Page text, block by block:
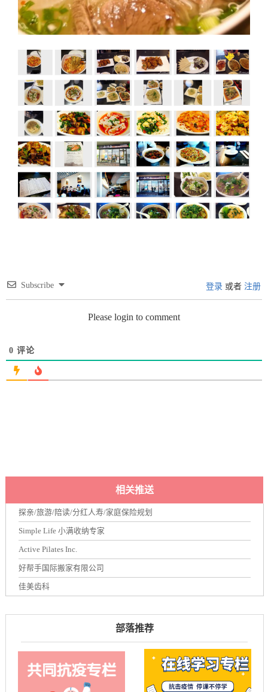
Subscribe 登录 或者 注册
Please login to comment
0 评论
相关推送
探亲/旅游/陪读/分红人寿/家庭保险规划
Simple Life 小满收纳专家
Active Pilates Inc.
好帮手国际搬家有限公司
佳美齿科
部落推荐